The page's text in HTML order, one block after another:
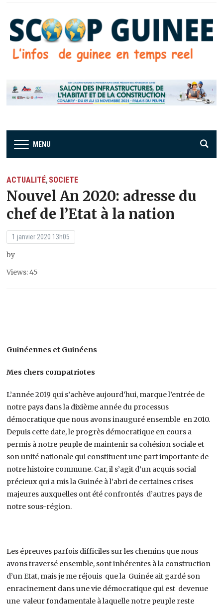
MENU
ACTUALITÉ, SOCIETE
Nouvel An 2020: adresse du
chef de l’Etat à la nation
1 janvier 2020 13h05
by
Views: 45
Guinéennes et Guinéens
Mes chers compatriotes
L’année 2019 qui s’achève aujourd’hui, marque l’entrée de
notre pays dans la dixième année du processus
démocratique que nous avons inauguré ensemble en 2010.
Depuis cette date, le progrès démocratique en cours a
permis à notre peuple de maintenir sa cohésion sociale et
son unité nationale qui constituent une part importante de
notre histoire commune. Car, il s’agit d’un acquis social
précieux qui a mis la Guinée à l’abri de certaines crises
majeures auxquelles ont été confrontés d’autres pays de
notre sous-région.
Les épreuves parfois difficiles sur les chemins que nous
avons traversé ensemble, sont inhérentes à la construction
d’un Etat, mais je me réjouis que la Guinée ait gardé son
enracinement dans une vie démocratique qui est devenue
une valeur fondamentale à laquelle notre peuple reste